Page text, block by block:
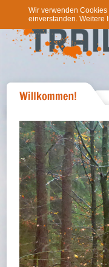
Wir verwenden
einverstanden. Weitere